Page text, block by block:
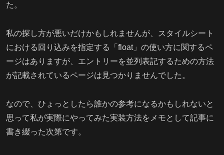
た。
私の探し方が悪いだけかもしれませんが、スタイルシート
における回り込みを指定する「float」の使い方に関するペ
ージはありますが、エントリーを並列表記するための方法
が記載されているページは見つかりませんでした。
なので、ひょっとしたら誰かの参考になるかもしれないと
思って私が実際にやってみた実装方法をメモとして記事に
書き綴った次第です。